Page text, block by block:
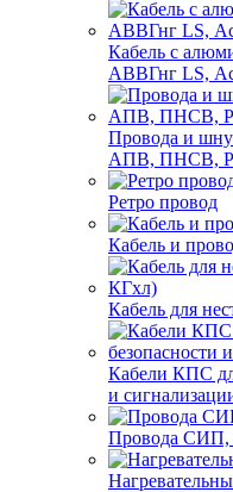
Кабель с
АВВГнг LS,
Провода и
АПВ, ПНСВ,
Ретро провод
Кабель и
Кабель для
Кабели КПС
и
Провода СИП,